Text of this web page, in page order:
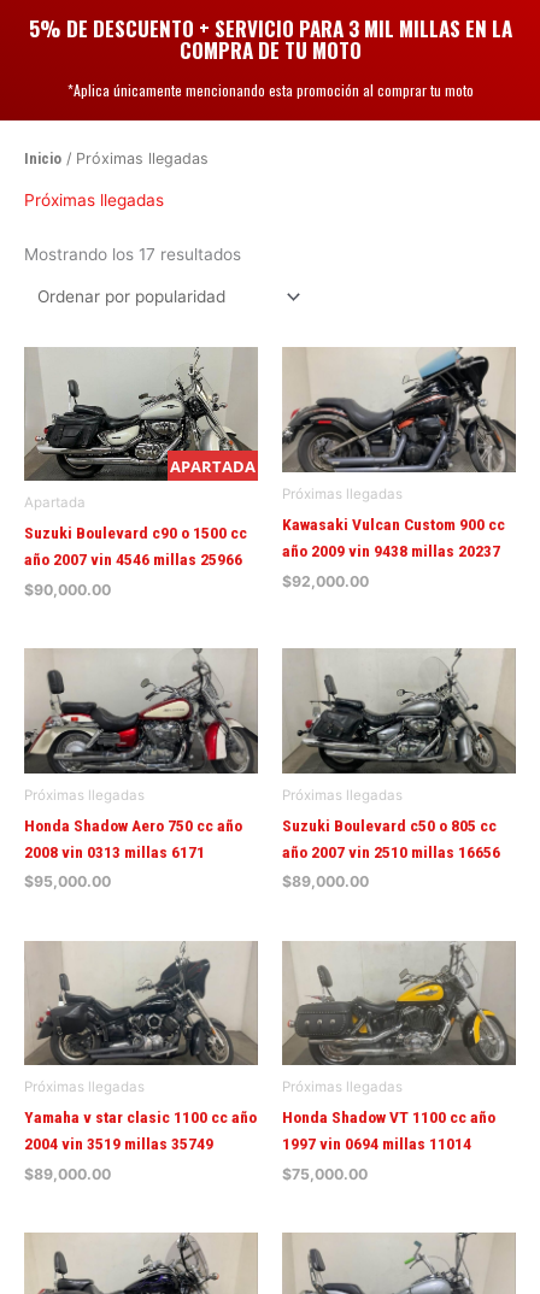
5% DE DESCUENTO + SERVICIO PARA 3 MIL MILLAS EN LA
COMPRA DE TU MOTO
*Aplica únicamente mencionando esta promoción al comprar tu moto
Inicio / Próximas llegadas
Próximas llegadas
Mostrando los 17 resultados
Ordenado
APARTADA
Apartada
Suzuki Boulevard c90 o 1500 cc
año 2007 vin 4546 millas 25966
$90,000.00
Próximas llegadas
Kawasaki Vulcan Custom 900 cc
año 2009 vin 9438 millas 20237
$92,000.00
Próximas llegadas
Honda Shadow Aero 750 cc año
2008 vin 0313 millas 6171
$95,000.00
Próximas llegadas
Suzuki Boulevard c50 o 805 cc
año 2007 vin 2510 millas 16656
$89,000.00
Próximas llegadas
Yamaha v star clasic 1100 cc año
2004 vin 3519 millas 35749
$89,000.00
Próximas llegadas
Honda Shadow VT 1100 cc año
1997 vin 0694 millas 11014
$75,000.00